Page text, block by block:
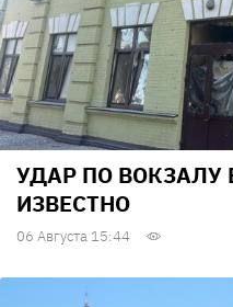
УДАР ПО ВОКЗАЛУ
ИЗВЕСТНО
06 Августа 15:44